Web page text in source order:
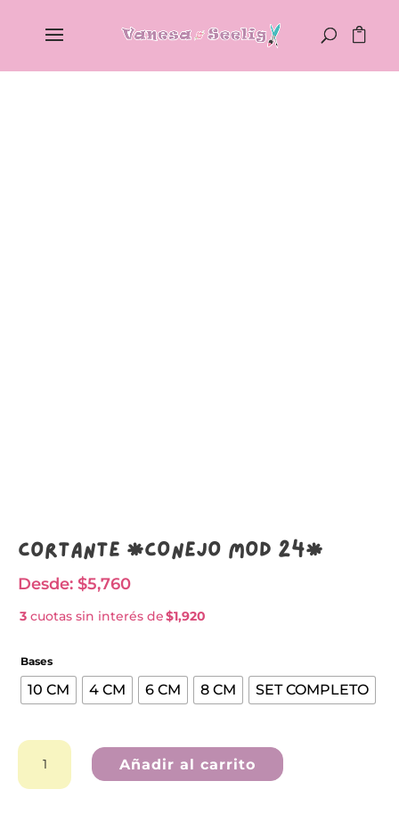
Cortante *CONEJO MOD 24*
Desde:$5,760
3 cuotas sin interés de$1,920
Bases
10 CM 4 CM 6 CM 8 CM SET COMPLETO
Cortante
*CONEJO
24*
Añadir al carrito